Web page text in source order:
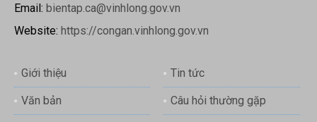
Email: bientap.ca@vinhlong.gov.vn
Website: https://congan.vinhlong.gov.vn
Giới thiệu Tin tức
Văn bản Câu hỏi thường gặp